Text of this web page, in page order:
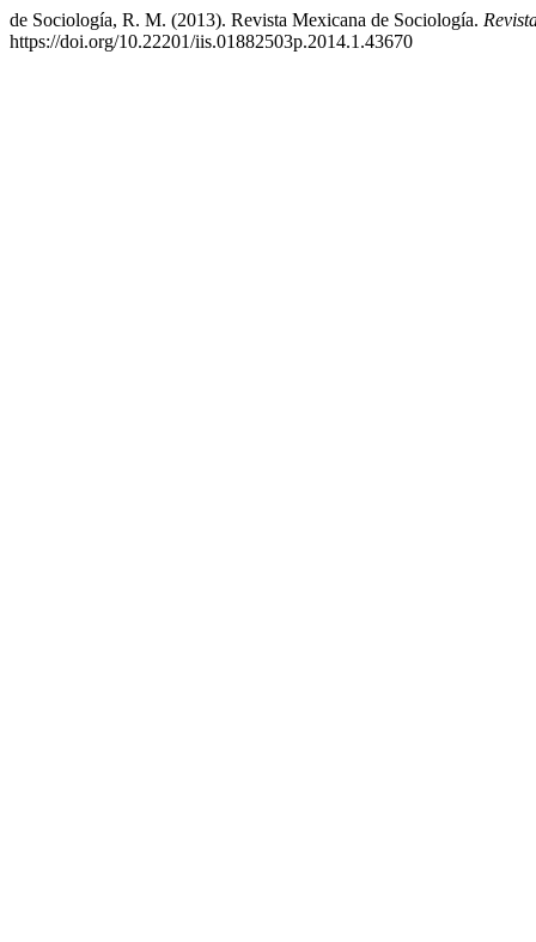
de Sociología, R. M. (2013). Revista Mexicana de Sociología.
https://doi.org/10.22201/iis.01882503p.2014.1.43670